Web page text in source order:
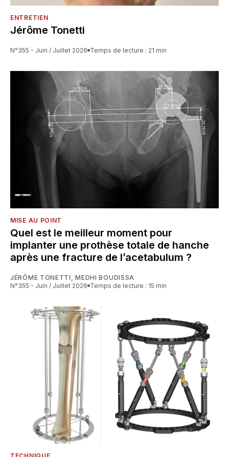
ENTRETIEN
Jérôme Tonetti
N°355 - Juin / Juillet 2026 Temps de lecture : 21 min
MISE AU POINT
Quel est le meilleur moment pour
implanter une prothèse totale de hanche
après une fracture de l’acetabulum ?
JÉRÔME TONETTI ,MEDHI BOUDISSA
N°355 - Juin / Juillet 2026
Temps de lecture : 15 min